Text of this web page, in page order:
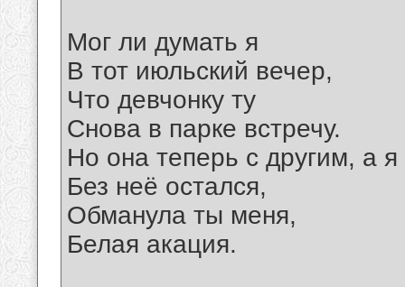
Мог ли думать я
В тот июльский вечер,
Что девчонку ту
Снова в парке встречу.
Но она теперь с другим, а я
Без неё остался,
Обманула ты меня,
Белая акация.